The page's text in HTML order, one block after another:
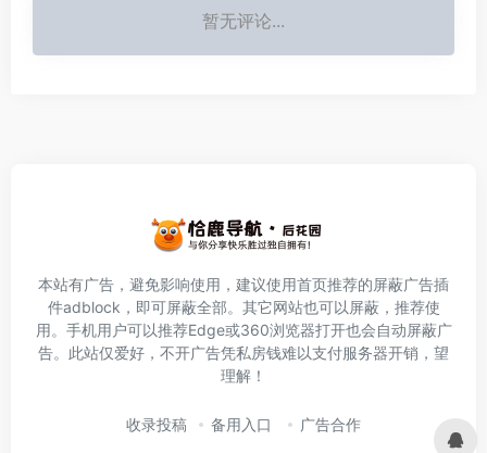
暂无评论...
本站有广告，避免影响使用，建议使用首页推荐的屏蔽广告插
件adblock ，即可屏蔽全部。其它网站也可以屏蔽，推荐使
用。手机用户可以推荐Edge或360浏览器打开也会自动屏蔽广
告。此站仅爱好，不开广告凭私房钱难以支付服务器开销，望
理解！
收录投稿 备用入口 广告合作